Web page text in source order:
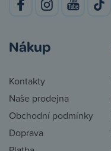
Nákup
Kontakty
Naše prodejna
Obchodní podmínky
Doprava